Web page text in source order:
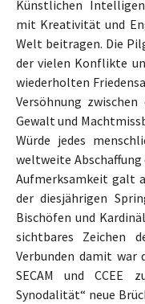
Künstlichen
mit Kreativität und
Welt beitragen. Die
der vielen Konflikte
wiederholten
Versöhnung
Gewalt und
Würde jedes
weltweite
Aufmerksamkeit galt
der diesjährigen
Bischöfen und
sichtbares Zeichen
Verbunden damit war
SECAM und CCEE
Synodalität“ neue